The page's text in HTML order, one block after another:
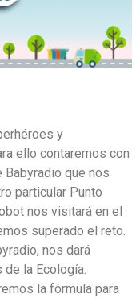
y
ello contaremos con
que nos
particular Punto
nos visitará en el
superado el reto.
nos dará
la Ecología.
la fórmula para